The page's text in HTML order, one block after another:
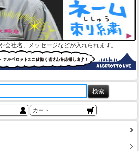
会社名、メッセージなどが入れられます。
カート